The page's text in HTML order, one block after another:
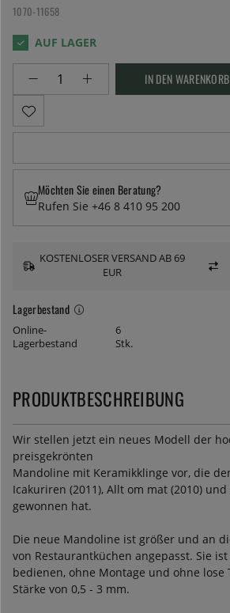
1070-11658
IN DEN
Lagerbestand
Online-
Lagerbestand
6
Stk.
Möchten Sie einen Beratung?
Rufen Sie +46 8 410 95 200
KOSTENLOSER VERSAND AB 69
EUR
PRODUKTBESCHREIBUNG
Wir stellen jetzt ein neues Modell der
preisgekrönten
Mandoline mit Keramikklinge vor, die
Icakuriren (2011), Allt om mat (2010)
gewonnen hat.
Die neue Mandoline ist größer und an
von Restaurantküchen angepasst. Sie
bedienen, ohne Montage und ohne lose
Stärke von 0,5 - 3 mm.